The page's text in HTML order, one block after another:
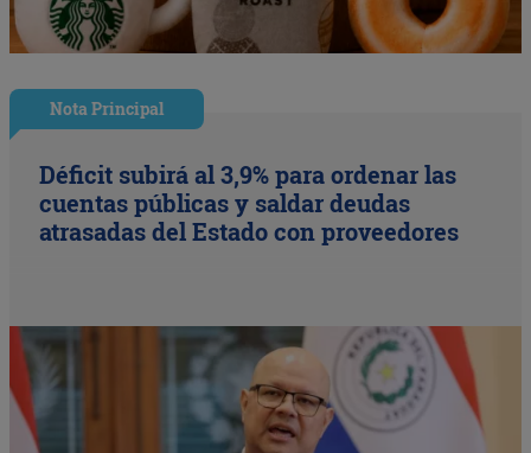
Nota Principal
Déficit subirá al 3,9% para ordenar las
cuentas públicas y saldar deudas
atrasadas del Estado con proveedores